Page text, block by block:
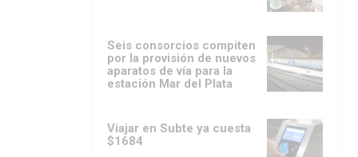
Seis consorcios compiten
por la provisión de nuevos
aparatos de vía para la
estación Mar del Plata
Viajar en Subte ya cuesta
$1684